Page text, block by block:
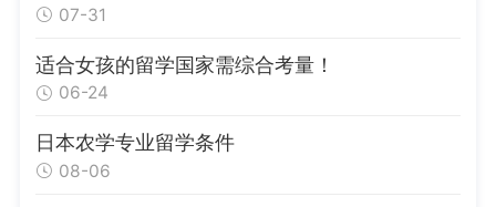
07-31
适合女孩的留学国家需综合考量！
06-24
日本农学专业留学条件
08-06